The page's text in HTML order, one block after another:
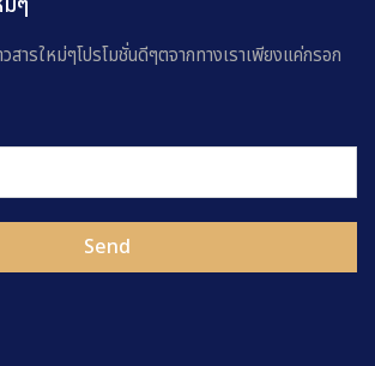
ารใหม่ๆโปรโมชั่นดีๆตจากทางเราเพียงแค่กรอก
Send